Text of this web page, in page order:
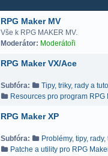
RPG Maker MV
Vše k RPG MAKER MV.
Moderátor: Moderátoři
RPG Maker VX/Ace
Subfóra: Tipy, triky, rady a
Resources pro program RPG
RPG Maker XP
Subfóra: Problémy, tipy,
Patche a utility pro RPG